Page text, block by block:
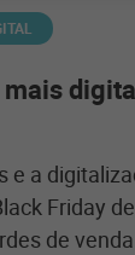
e a
Friday
de